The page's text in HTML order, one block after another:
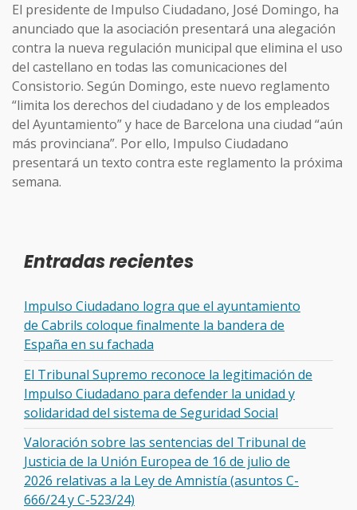
El presidente de Impulso Ciudadano, José Domingo, ha
anunciado que la asociación presentará una alegación
contra la nueva regulación municipal que elimina el uso
del castellano en todas las comunicaciones del
Consistorio. Según Domingo, este nuevo reglamento
“limita los derechos del ciudadano y de los empleados
del Ayuntamiento” y hace de Barcelona una ciudad “aún
más provinciana”. Por ello, Impulso Ciudadano
presentará un texto contra este reglamento la próxima
semana.
Entradas recientes
Impulso Ciudadano logra que el ayuntamiento
de Cabrils coloque finalmente la bandera de
España en su fachada
El Tribunal Supremo reconoce la legitimación de
Impulso Ciudadano para defender la unidad y
solidaridad del sistema de Seguridad Social
Valoración sobre las sentencias del Tribunal de
Justicia de la Unión Europea de 16 de julio de
2026 relativas a la Ley de Amnistía (asuntos C-
666/24 y C-523/24)